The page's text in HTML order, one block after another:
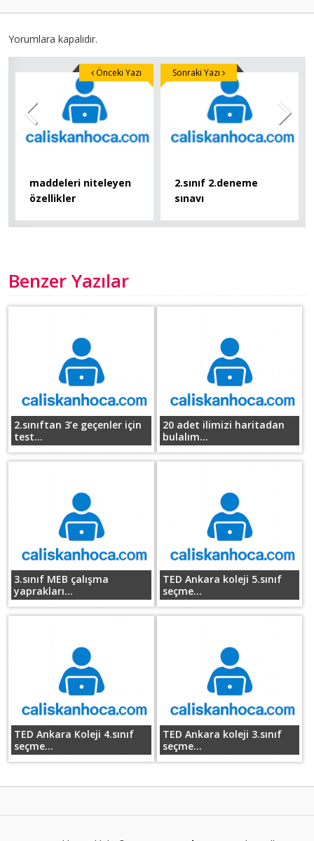
Yorumlara kapalıdır.
maddeleri niteleyen
özellikler
Önceki Yazı
2.sınıf 2.deneme
sınavı
Sonraki Yazı
Benzer Yazılar
2.sınıftan 3’e geçenler için
test...
20 adet ilimizi haritadan
bulalım...
3.sınıf MEB çalışma
yaprakları...
TED Ankara koleji 5.sınıf
seçme...
TED Ankara Koleji 4.sınıf
seçme...
TED Ankara koleji 3.sınıf
seçme...